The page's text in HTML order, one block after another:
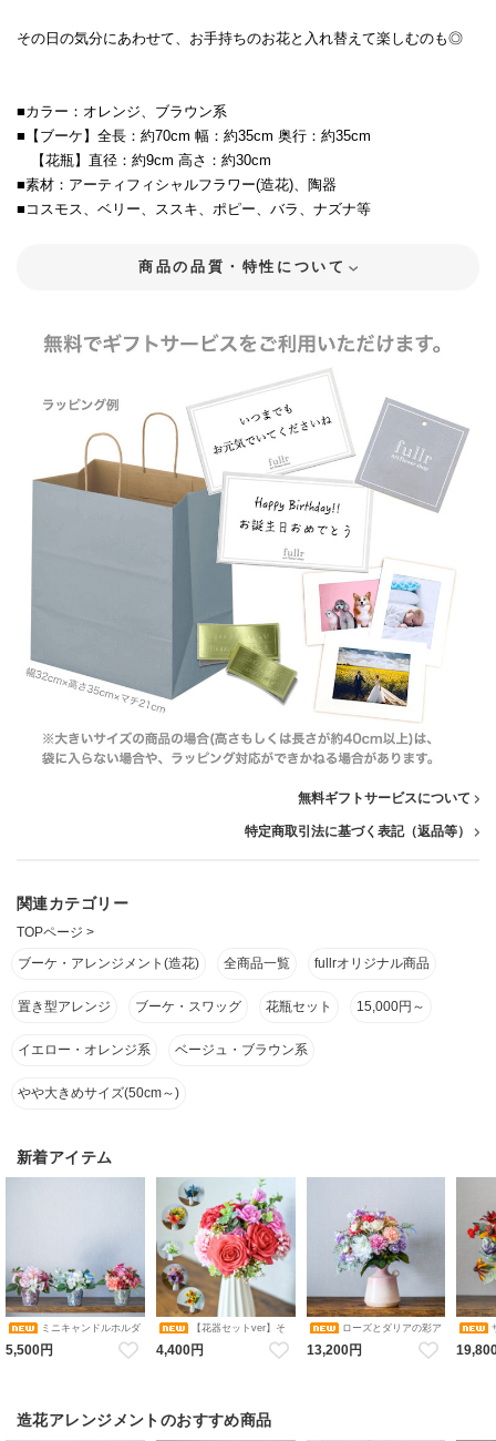
その日の気分にあわせて、お手持ちのお花と入れ替えて楽しむのも◎
■カラー：オレンジ、ブラウン系
■【ブーケ】全長：約70cm 幅：約35cm 奥行：約35cm
【花瓶】直径：約9cm 高さ：約30cm
■素材：アーティフィシャルフラワー(造花)、陶器
■コスモス、ベリー、ススキ、ポピー、バラ、ナズナ等
商品の品質・特性について
無料ギフトサービスについて
特定商取引法に基づく表記（返品等）
関連カテゴリー
TOPページ >
ブーケ・アレンジメント(造花)
全商品一覧 fullrオリジナル商品
置き型アレンジ ブーケ・スワッグ 花瓶セット 15,000円～
イエロー・オレンジ系 ベージュ・ブラウン系
やや大きめサイズ(50cm～)
新着アイテム
ミニキャンドルホルダ
ーアレンジメント コレクショ
ン（ピンク・ブルーホワイ
5,500円
【花器セットver】そ
のまま飾れるブーケ 選べる６
色 アレンジメント 造花 アー
ティフィシャルフラワー ギフ
4,400円
ローズとダリアの彩ア
レンジメント 花瓶アレンジメ
ント 造花 アーティフィシャル
13,200円
ンジメ
造花アレンジメントのおすすめ商品